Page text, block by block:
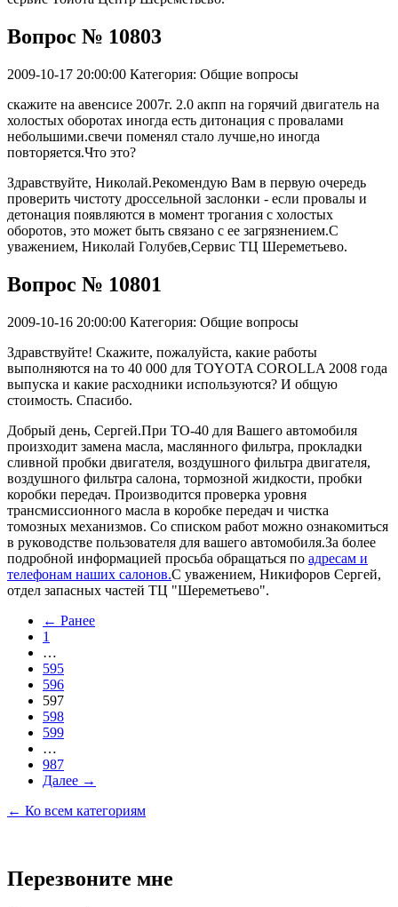
Вопрос № 10803
2009-10-17 20:00:00 Категория: Общие вопросы
скажите на авенсисе 2007г. 2.0 акпп на горячий двигатель на
холостых оборотах иногда есть дитонация с провалами
небольшими.свечи поменял стало лучше,но иногда
повторяется.Что это?
Здравствуйте, Николай.Рекомендую Вам в первую очередь
проверить чистоту дроссельной заслонки - если провалы и
детонация появляются в момент трогания с холостых
оборотов, это может быть связано с ее загрязнением.С
уважением, Николай Голубев,Сервис ТЦ Шереметьево.
Вопрос № 10801
2009-10-16 20:00:00 Категория: Общие вопросы
Здравствуйте! Скажите, пожалуйста, какие работы
выполняются на то 40 000 для TOYOTA COROLLA 2008 года
выпуска и какие расходники используются? И общую
стоимость. Спасибо.
Добрый день, Сергей.При ТО-40 для Вашего автомобиля
произходит замена масла, маслянного фильтра, прокладки
сливной пробки двигателя, воздушного фильтра двигателя,
воздушного фильтра салона, тормозной жидкости, пробки
коробки передач. Производится проверка уровня
трансмиссионного масла в коробке передач и чистка
томозных механизмов. Со списком работ можно ознакомиться
в руководстве пользователя для вашего автомобиля.За более
подробной информацией просьба обращаться по адресам и
телефонам наших салонов.С уважением, Никифоров Сергей,
отдел запасных частей ТЦ "Шереметьево".
← Ранее
1
…
595
596
597
598
599
…
987
Далее →
← Ко всем категориям
Перезвоните мне